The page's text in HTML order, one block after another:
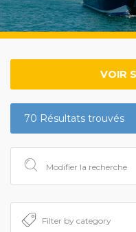
VOIR
70 Résultats trouvés
Modifier la recherche